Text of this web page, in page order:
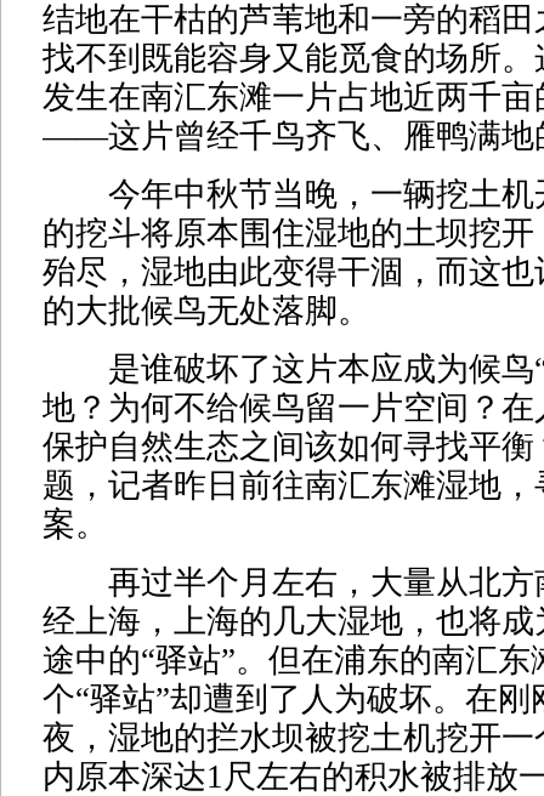
结地在干枯的芦苇地和一旁的稻
找不到既能容身又能觅食的场所
发生在南汇东滩一片占地近两千
——这片曾经千鸟齐飞、雁鸭满地
今年中秋节当晚，一辆挖土机
的挖斗将原本围住湿地的土坝挖
殆尽，湿地由此变得干涸，而这
的大批候鸟无处落脚。
是谁破坏了这片本应成为候鸟“
地？为何不给候鸟留一片空间？
保护自然生态之间该如何寻找平
题，记者昨日前往南汇东滩湿地
案。
再过半个月左右，大量从北方
经上海，上海的几大湿地，也将
途中的“驿站”。但在浦东的南汇东
个“驿站”却遭到了人为破坏。在
夜，湿地的拦水坝被挖土机挖开
内原本深达1尺左右的积水被排放